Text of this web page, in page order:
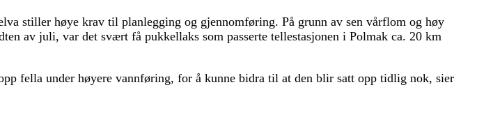
stiller høye krav til planlegging og gjennomføring. På grunn av sen vårflom og høy
av juli, var det svært få pukkellaks som passerte tellestasjonen i Polmak ca. 20 km
fella under høyere vannføring, for å kunne bidra til at den blir satt opp tidlig nok, sier